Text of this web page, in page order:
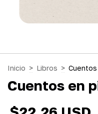
Inicio > Libros > Cuentos
Cuentos en